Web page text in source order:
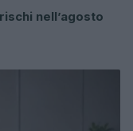
nell’agosto